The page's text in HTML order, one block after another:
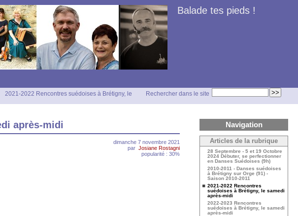
Balade tes pieds !
Rechercher dans le site
2021-2022 Rencontres suédoises à Brétigny, le
après-midi
dimanche 7 novembre 2021
par Josiane Rostagni
popularité : 30%
Navigation
Articles de la rubrique
28 Septembre - 5 et 19 Octobre
2024 Débuter, se perfectionner
en Danses Suédoises (9h)
2010-2011 - Danses suédoises
à Brétigny sur Orge (91) -
Saison 2010-2011
2021-2022 Rencontres
suédoises à Brétigny, le samedi
après-midi
2022-2023 Rencontres
suédoises à Brétigny, le samedi
après-midi